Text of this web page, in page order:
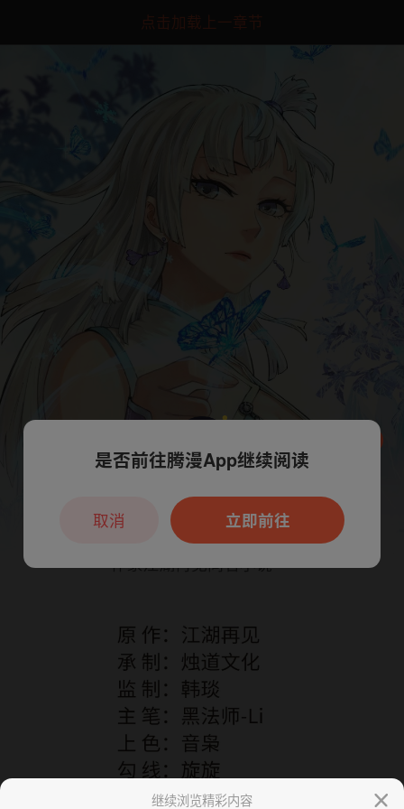
点击加载上一章节
继续浏览精彩内容
本章节仅支持App阅读，可打开App新用
户7天免费看
是否前往腾漫App继续阅读
立即前往
取消